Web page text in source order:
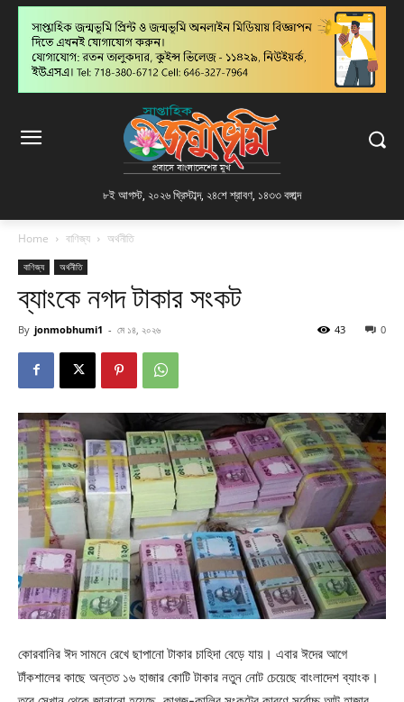
৮ই আগস্ট, ২০২৬ খ্রিস্টাব্দ, ২৪শে শ্রাবণ, ১৪৩৩ বঙ্গাব্দ
Home বাণিজ্য অর্থনীতি
বাণিজ্য অর্থনীতি
ব্যাংকে নগদ টাকার সংকট
By jonmobhumi1 - মে ১৪, ২০২৬ 0
43
কোরবানির ঈদ সামনে রেখে ছাপানো টাকার চাহিদা বেড়ে যায়। এবার ঈদের আগে
টাঁকশালের কাছে অন্তত ১৬ হাজার কোটি টাকার নতুন নোট চেয়েছে বাংলাদেশ ব্যাংক।